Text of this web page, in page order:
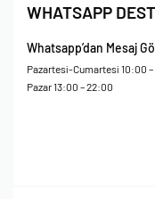
WHATSAPP
Whatsapp’dan Mesaj
Pazartesi-Cumartesi 10:00
Pazar 13:00 – 22:00